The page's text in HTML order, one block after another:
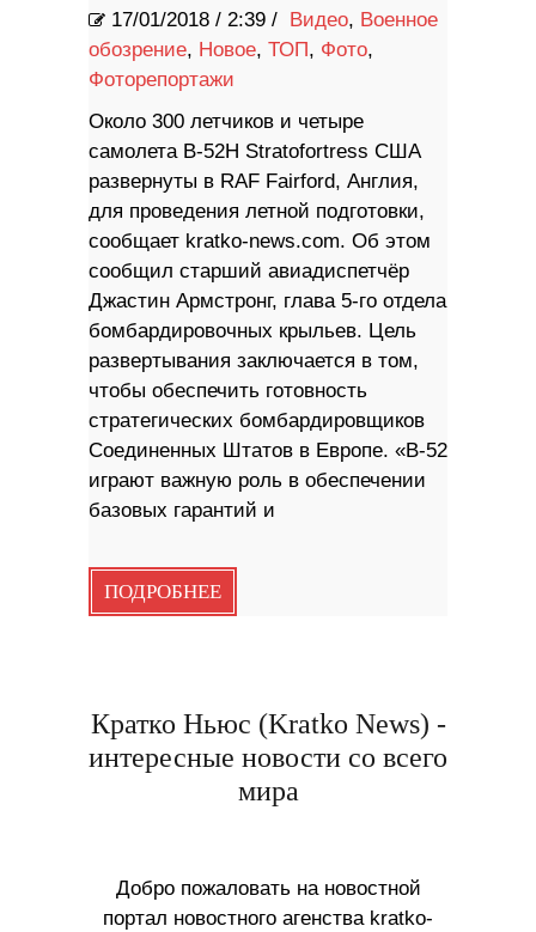
17/01/2018 / 2:39 / Видео, Военное
обозрение, Новое, ТОП, Фото,
Фоторепортажи
Около 300 летчиков и четыре
самолета B-52H Stratofortress США
развернуты в RAF Fairford, Англия,
для проведения летной подготовки,
сообщает kratko-news.com. Об этом
сообщил старший авиадиспетчёр
Джастин Армстронг, глава 5-го отдела
бомбардировочных крыльев. Цель
развертывания заключается в том,
чтобы обеспечить готовность
стратегических бомбардировщиков
Соединенных Штатов в Европе. «B-52
играют важную роль в обеспечении
базовых гарантий и
ПОДРОБНЕЕ
Кратко Ньюс (Kratko News) -
интересные новости со всего
мира
Добро пожаловать на новостной
портал новостного агенства kratko-